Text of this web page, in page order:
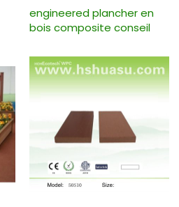
engineered plancher en
bois composite conseil